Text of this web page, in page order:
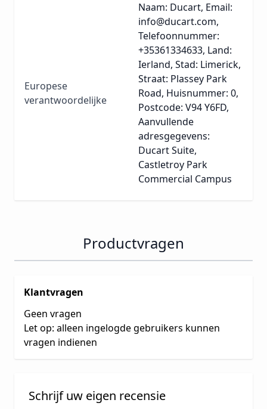
Europese
verantwoordelijke
Naam: Ducart, Email:
info@ducart.com,
Telefoonnummer:
+35361334633, Land:
Ierland, Stad: Limerick,
Straat: Plassey Park
Road, Huisnummer: 0,
Postcode: V94 Y6FD,
Aanvullende
adresgegevens:
Ducart Suite,
Castletroy Park
Commercial Campus
Productvragen
Klantvragen
Geen vragen
Let op: alleen ingelogde gebruikers kunnen
vragen indienen
Schrijf uw eigen recensie